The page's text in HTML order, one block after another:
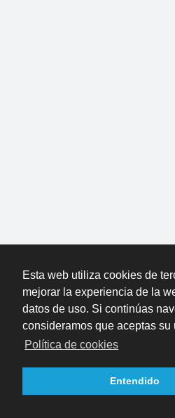
Esta web utiliza cookies de
mejorar la experiencia de la
datos de uso. Si continúas
consideramos que aceptas su
Política de cookies
Entendido